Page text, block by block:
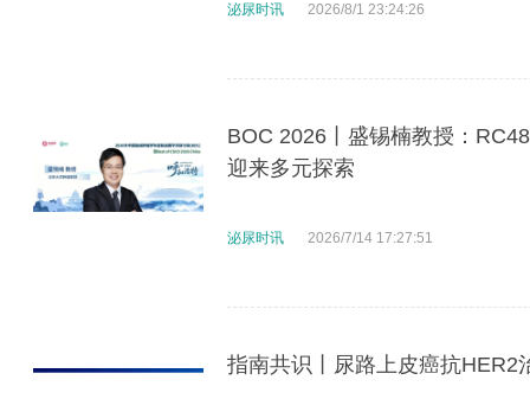
泌尿时讯 2026/8/1 23:24:26
BOC 2026丨盛锡楠教授：
迎来多元探索
泌尿时讯 2026/7/14 17:27:51
指南共识丨尿路上皮癌抗HER2